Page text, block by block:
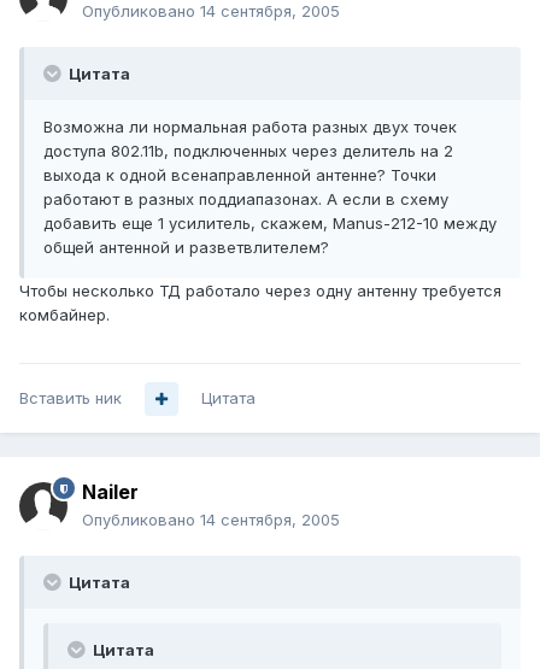
Опубликовано 14 сентября, 2005
Цитата
Возможна ли нормальная работа разных двух точек
доступа 802.11b, подключенных через делитель на 2
выхода к одной всенаправленной антенне? Точки
работают в разных поддиапазонах. А если в схему
добавить еще 1 усилитель, скажем, Manus-212-10 между
общей антенной и разветвлителем?
Чтобы несколько ТД работало через одну антенну требуется
комбайнер.
Вставить ник Цитата
Nailer
Опубликовано 14 сентября, 2005
Цитата
Цитата